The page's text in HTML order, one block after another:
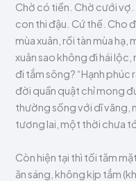
Chờ có tiền. Chờ cưới
con thi đậu. Cứ thế. Cho
mùa xuân, rồi tàn mùa hạ,
xuân sao không đi hái lộc,
đi tắm sông? “Hạnh phúc
đời quần quật chỉ mong
thường sống với dĩ vãng,
tương lai, một thời chưa
Còn hiện tại thì tối tăm
ăn sáng, không kịp tắm